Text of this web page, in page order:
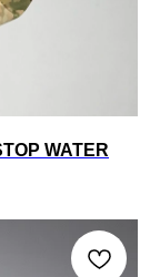
WATER